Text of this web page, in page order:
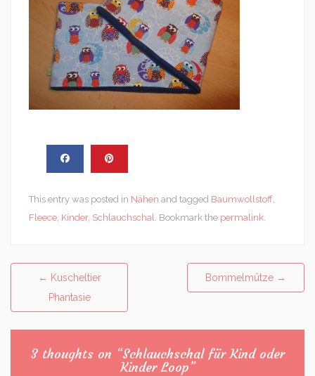
This entry was posted in Nähen and tagged Baumwollstoff,
Fleece, Kinder, Schlauchschal. Bookmark the permalink.
Post
navigation
← Kuscheltier
Phantasie
Bommelmütze →
3 thoughts on “Schlauchschal für Kind oder
Kinder Loop”